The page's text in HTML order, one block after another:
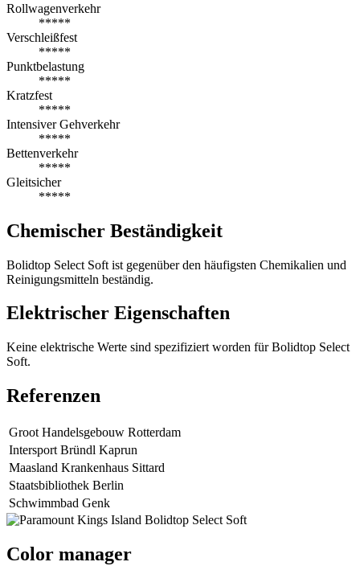
Rollwagenverkehr
*****
Verschleißfest
*****
Punktbelastung
*****
Kratzfest
*****
Intensiver Gehverkehr
*****
Bettenverkehr
*****
Gleitsicher
*****
Chemischer Beständigkeit
Bolidtop Select Soft ist gegenüber den häufigsten Chemikalien und
Reinigungsmitteln beständig.
Elektrischer Eigenschaften
Keine elektrische Werte sind spezifiziert worden für Bolidtop Select
Soft.
Referenzen
Groot Handelsgebouw Rotterdam
Intersport Bründl Kaprun
Maasland Krankenhaus Sittard
Staatsbibliothek Berlin
Schwimmbad Genk
Color manager